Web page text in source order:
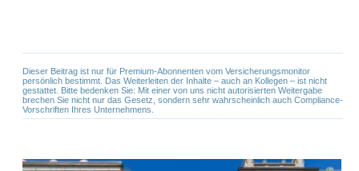
Dieser Beitrag ist nur für Premium-Abonnenten vom Versicherungsmonitor
persönlich bestimmt. Das Weiterleiten der Inhalte – auch an Kollegen – ist nicht
gestattet. Bitte bedenken Sie: Mit einer von uns nicht autorisierten Weitergabe
brechen Sie nicht nur das Gesetz, sondern sehr wahrscheinlich auch Compliance-
Vorschriften Ihres Unternehmens.